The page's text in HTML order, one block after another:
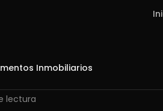
Inmobiliarios
lectura